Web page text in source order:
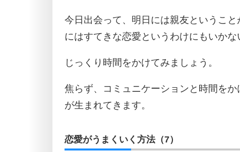
今日出会って、明日には親友というこ
にはすてきな恋愛というわけにもいかな
じっくり時間をかけてみましょう。
焦らず、コミュニケーションと時間をか
が生まれてきます。
恋愛がうまくいく方法（7）